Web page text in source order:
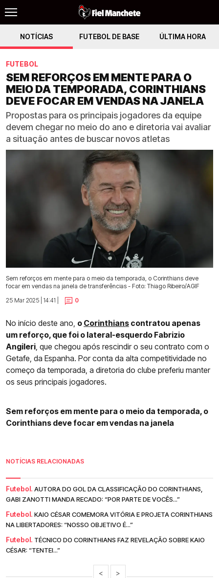
NOTÍCIAS FUTEBOL DE BASE ÚLTIMA HORA
FUTEBOL
SEM REFORÇOS EM MENTE PARA O
MEIO DA TEMPORADA, CORINTHIANS
DEVE FOCAR EM VENDAS NA JANELA
Propostas para os principais jogadores da equipe
devem chegar no meio do ano e diretoria vai avaliar
a situação antes de buscar novos atletas
Sem reforços em mente para o meio da temporada, o Corinthians deve
focar em vendas na janela de transferências - Foto: Thiago Ribeiro/AGIF
25 Mar 2025 | 14:41 |
0
No início deste ano, o Corinthians contratou apenas
um reforço, que foi o lateral-esquerdo Fabrizio
Angileri, que chegou após rescindir o seu contrato com o
Getafe, da Espanha. Por conta da alta competitividade no
começo da temporada, a diretoria do clube preferiu manter
os seus principais jogadores.
Sem reforços em mente para o meio da temporada, o
Corinthians deve focar em vendas na janela
NOTÍCIAS RELACIONADAS
Futebol. AUTORA DO GOL DA CLASSIFICAÇÃO DO CORINTHIANS,
GABI ZANOTTI MANDA RECADO: “POR PARTE DE VOCÊS...”
Futebol. KAIO CÉSAR COMEMORA VITÓRIA E PROJETA CORINTHIANS
NA LIBERTADORES: “NOSSO OBJETIVO É...”
Futebol. TÉCNICO DO CORINTHIANS FAZ REVELAÇÃO SOBRE KAIO
CÉSAR: “TENTEI...”
< >